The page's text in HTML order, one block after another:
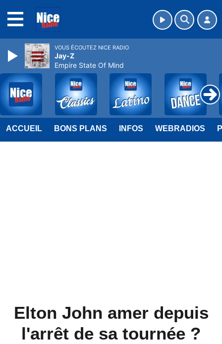
ACCUEIL BONS PLANS INFOS WEBRADIOS
Elton John amer depuis
l'arrêt de sa tournée ?
VOUS ÉCOUTEZ NICE RADIO
Jay-Z
Empire State Of Mind